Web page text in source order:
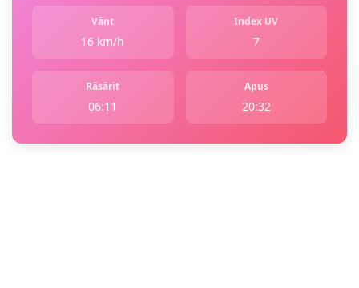
Vânt
16 km/h
Index UV
7
Răsărit
06:11
Apus
20:32